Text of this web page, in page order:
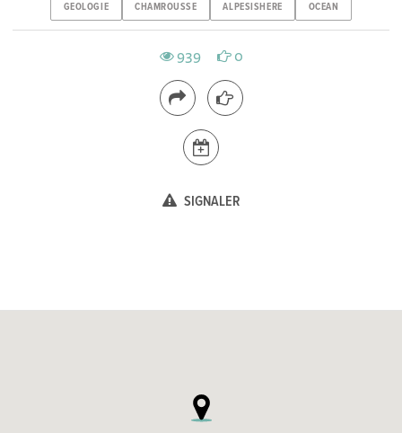
GEOLOGIE CHAMROUSSE ALPESISHERE OCEAN
939 0
SIGNALER